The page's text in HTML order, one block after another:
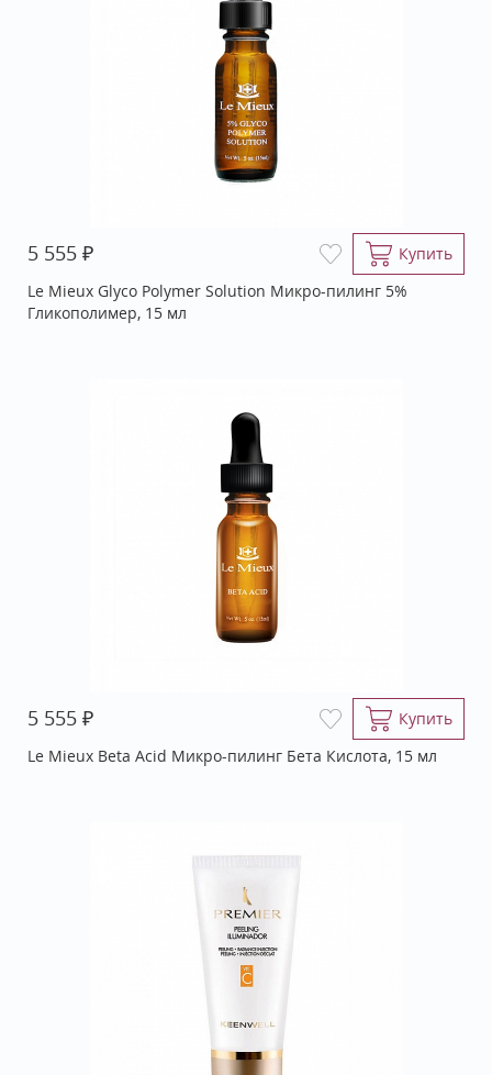
5 555 ₽
Купить
Le Mieux Glyco Polymer Solution Микро-пилинг 5%
Гликополимер, 15 мл
5 555 ₽
Купить
Le Mieux Beta Acid Микро-пилинг Бета Кислота, 15 мл